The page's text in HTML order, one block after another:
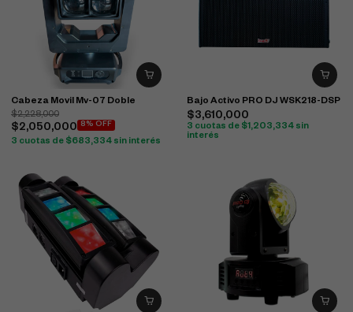
Cabeza Movil Mv-07 Doble
$2,228,000
$2,050,000 8% OFF
3 cuotas de $683,334 sin interés
Bajo Activo PRO DJ WSK218-DSP
$3,610,000
3 cuotas de $1,203,334 sin
interés